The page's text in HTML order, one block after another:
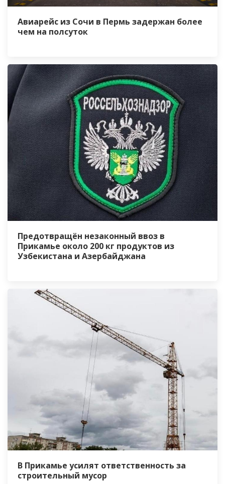
Авиарейс из Сочи в Пермь задержан более
чем на полсуток
Предотвращён незаконный ввоз в
Прикамье около 200 кг продуктов из
Узбекистана и Азербайджана
В Прикамье усилят ответственность за
строительный мусор